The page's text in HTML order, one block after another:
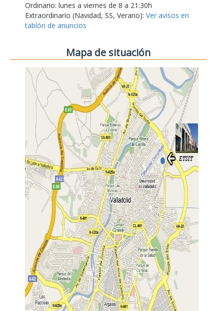
Ordinario: lunes a viernes de 8 a 21:30h
Extraordinario (Navidad, SS, Verano): Ver avisos en
tablón de anuncios
Mapa de situación